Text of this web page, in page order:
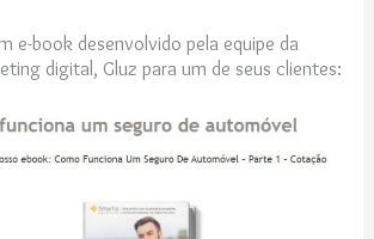
e-book desenvolvido pela equipe da
digital, Gluz para um de seus clientes: